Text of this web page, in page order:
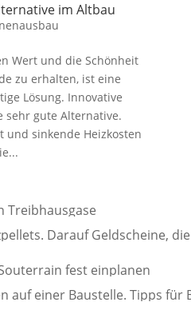
im Altbau
Wert und die Schönheit
zu erhalten, ist eine
Lösung. Innovative
sehr gute Alternative.
und sinkende Heizkosten
Treibhausgase
fest einplanen